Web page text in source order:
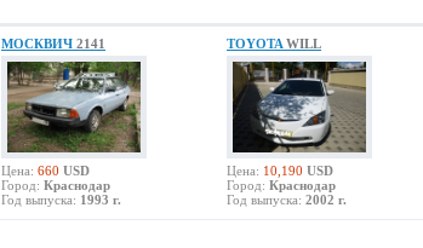
МОСКВИЧ 2141
Цена: 660 USD
Город: Краснодар
Год выпуска: 1993 г.
TOYOTA WILL
Цена: 10,190 USD
Город: Краснодар
Год выпуска: 2002 г.